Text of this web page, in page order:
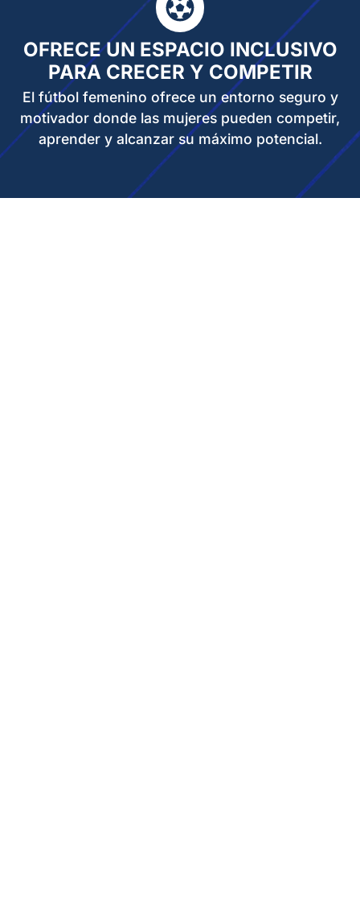
OFRECE UN ESPACIO INCLUSIVO
PARA CRECER Y COMPETIR
El fútbol femenino ofrece un entorno seguro y
motivador donde las mujeres pueden competir,
aprender y alcanzar su máximo potencial.